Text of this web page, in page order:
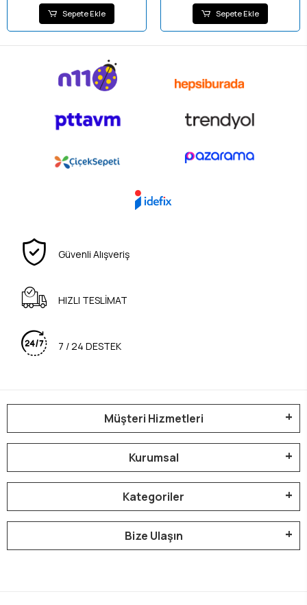
Sepete Ekle Sepete Ekle
Güvenli Alışveriş
HIZLI TESLİMAT
7 / 24 DESTEK
Müşteri Hizmetleri
Kurumsal
Kategoriler
Bize Ulaşın